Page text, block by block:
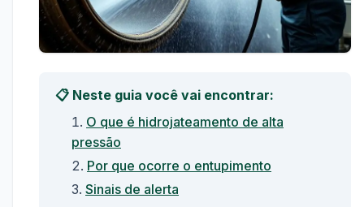
📋 Neste guia você vai encontrar:
O que é hidrojateamento de alta
pressão
Por que ocorre o entupimento
Sinais de alerta